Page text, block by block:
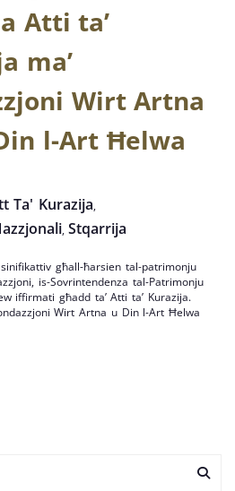
Atti ta’
ma’
Wirt Artna
l-Art Ħelwa
Ta' Kurazija,
,Stqarrija
sinifikattiv għall-ħarsien tal-patrimonju
is-Sovrintendenza tal-Patrimonju
iffirmati għadd ta’ Atti ta’ Kurazija.
Wirt Artna u Din l-Art Ħelwa